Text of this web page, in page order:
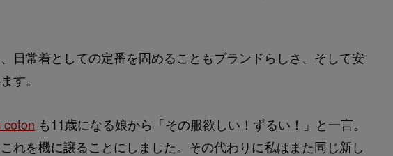
日常着としての定番を固めることもブランドらしさ、そして安
す。
coton も11歳になる娘から「その服欲しい！ずるい！」と一言。
れを機に譲ることにしました。その代わりに私はまた同じ新し